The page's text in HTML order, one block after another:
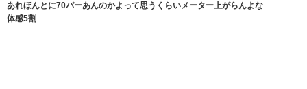
あれほんとに70パーあんのかよって思うくらいメーター上がらんよな
体感5割